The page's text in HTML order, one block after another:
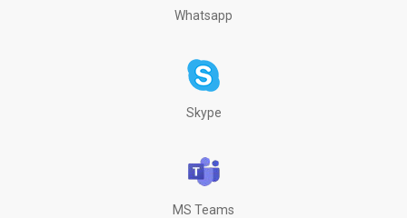
Whatsapp
Skype
MS Teams